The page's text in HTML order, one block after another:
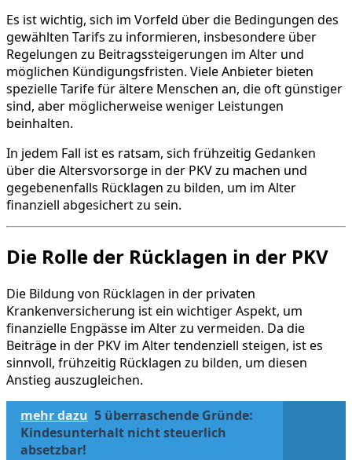
Es ist wichtig, sich im Vorfeld über die Bedingungen des
gewählten Tarifs zu informieren, insbesondere über
Regelungen zu Beitragssteigerungen im Alter und
möglichen Kündigungsfristen. Viele Anbieter bieten
spezielle Tarife für ältere Menschen an, die oft günstiger
sind, aber möglicherweise weniger Leistungen
beinhalten.
In jedem Fall ist es ratsam, sich frühzeitig Gedanken
über die Altersvorsorge in der PKV zu machen und
gegebenenfalls Rücklagen zu bilden, um im Alter
finanziell abgesichert zu sein.
Die Rolle der Rücklagen in der PKV
Die Bildung von Rücklagen in der privaten
Krankenversicherung ist ein wichtiger Aspekt, um
finanzielle Engpässe im Alter zu vermeiden. Da die
Beiträge in der PKV im Alter tendenziell steigen, ist es
sinnvoll, frühzeitig Rücklagen zu bilden, um diesen
Anstieg auszugleichen.
mehr dazu 5 überraschende Gründe:
Kindesunterhalt nicht steuerlich
absetzbar!